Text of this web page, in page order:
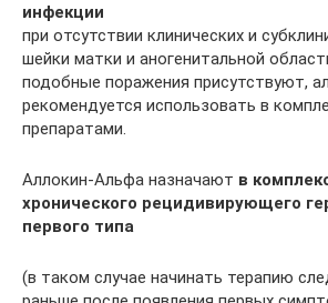
инфекции
при отсутствии клинических и
шейки матки и аногенитальной
подобные поражения присутствуют,
рекомендуется использовать в
препаратами.
Аллокин-Альфа назначают в
хронического рецидивирующего
первого типа
(в таком случае начинать терапию